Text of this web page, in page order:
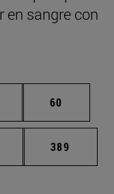
en sangre con
Páginas intermedias
Página
60
Páginas intermedias
Página
389